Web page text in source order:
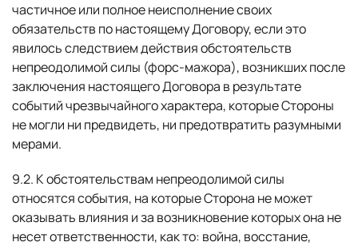
частичное или полное неисполнение своих
обязательств по настоящему Договору, если это
явилось следствием действия обстоятельств
непреодолимой силы (форс-мажора), возникших после
заключения настоящего Договора в результате
событий чрезвычайного характера, которые Стороны
не могли ни предвидеть, ни предотвратить разумными
мерами.
9.2. К обстоятельствам непреодолимой силы
относятся события, на которые Сторона не может
оказывать влияния и за возникновение которых она не
несет ответственности, как то: война, восстание,
Согласиена обработку персональных данных